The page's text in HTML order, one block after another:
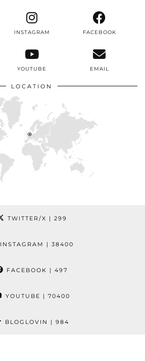
INSTAGRAM FACEBOOK
YOUTUBE EMAIL
LOCATION
TWITTER/X | 299
INSTAGRAM | 38400
FACEBOOK | 497
YOUTUBE | 70400
BLOGLOVIN | 984